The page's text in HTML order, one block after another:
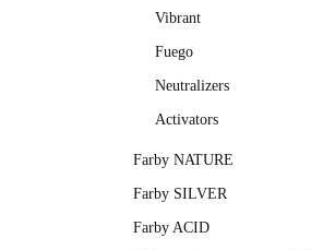
Vibrant
Fuego
Neutralizers
Activators
Farby NATURE
Farby SILVER
Farby ACID